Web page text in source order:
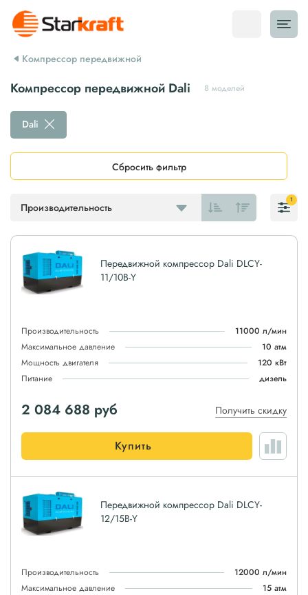
Компрессор передвижной
Компрессор передвижной Dali 8 моделей
Производительность
Dali
Сбросить фильтр
1
Передвижной компрессор Dali DLCY-
11/10B-Y
Производительность
11000 л/мин
Максимальное давление
10 атм
Мощность двигателя
120 кВт
Питание
дизель
2 084 688 руб Получить скидку
Купить
Передвижной компрессор Dali DLCY-
12/15B-Y
Производительность
12000 л/мин
Максимальное давление
15 атм